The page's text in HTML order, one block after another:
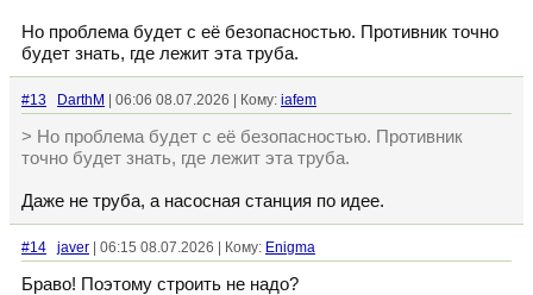
Но проблема будет с её безопасностью. Противник точно
будет знать, где лежит эта труба.
#13 DarthM | 06:06 08.07.2026 | Кому: iafem
> Но проблема будет с её безопасностью. Противник
точно будет знать, где лежит эта труба.
Даже не труба, а насосная станция по идее.
#14 javer | 06:15 08.07.2026 | Кому: Enigma
Браво! Поэтому строить не надо?